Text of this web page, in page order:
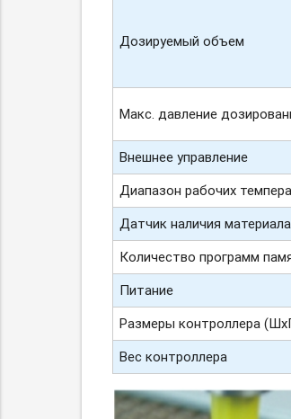
Дозируемый объем
Макс. давление
Внешнее управление
Диапазон рабочих
Датчик наличия материала
Количество программ
Питание
Размеры контроллера
Вес контроллера